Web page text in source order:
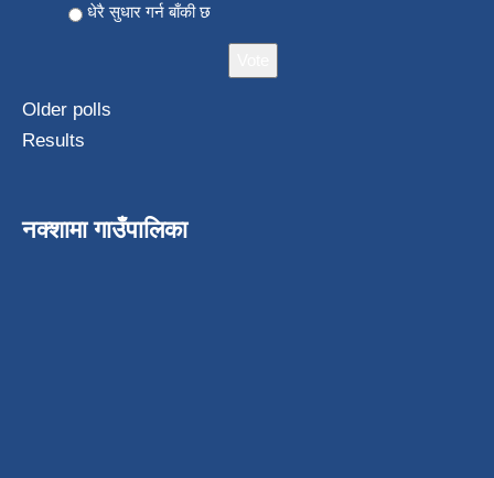
धेरै सुधार गर्न बाँकी छ
Older polls
Results
नक्शामा गाउँपालिका